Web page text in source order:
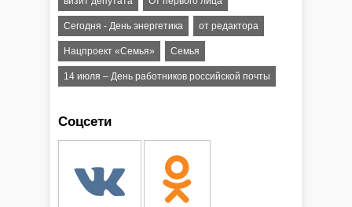
Сегодня - День энергетика от редактора
Нацпроект «Семья» Семья
14 июля – День работников российской почты
Соцсети